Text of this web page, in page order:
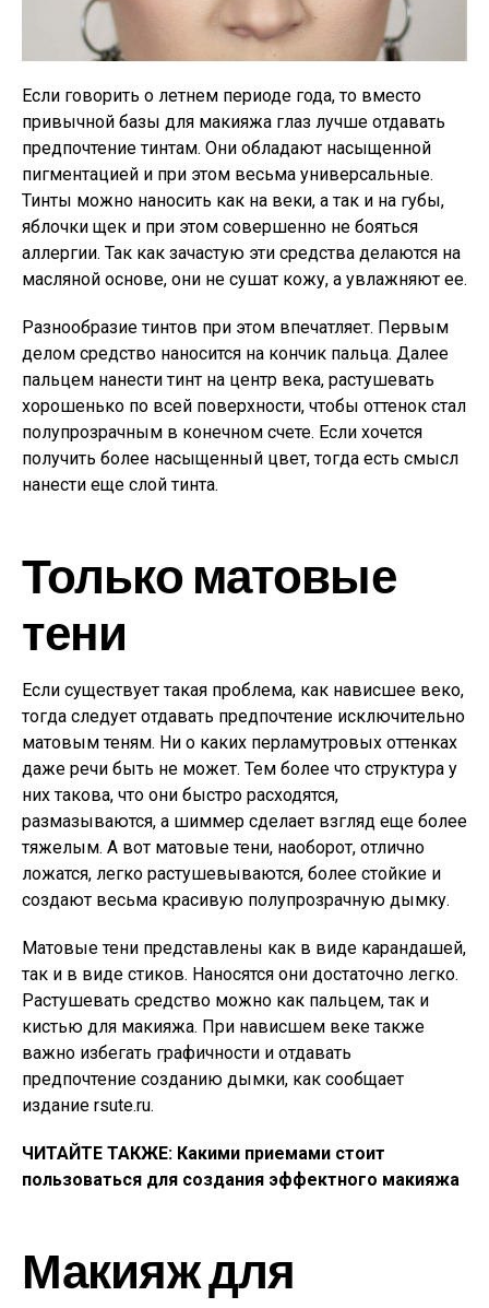
Если говорить о летнем периоде года, то вместо
привычной базы для макияжа глаз лучше отдавать
предпочтение тинтам. Они обладают насыщенной
пигментацией и при этом весьма универсальные.
Тинты можно наносить как на веки, а так и на губы,
яблочки щек и при этом совершенно не бояться
аллергии. Так как зачастую эти средства делаются на
масляной основе, они не сушат кожу, а увлажняют ее.
Разнообразие тинтов при этом впечатляет. Первым
делом средство наносится на кончик пальца. Далее
пальцем нанести тинт на центр века, растушевать
хорошенько по всей поверхности, чтобы оттенок стал
полупрозрачным в конечном счете. Если хочется
получить более насыщенный цвет, тогда есть смысл
нанести еще слой тинта.
Только матовые
тени
Если существует такая проблема, как нависшее веко,
тогда следует отдавать предпочтение исключительно
матовым теням. Ни о каких перламутровых оттенках
даже речи быть не может. Тем более что структура у
них такова, что они быстро расходятся,
размазываются, а шиммер сделает взгляд еще более
тяжелым. А вот матовые тени, наоборот, отлично
ложатся, легко растушевываются, более стойкие и
создают весьма красивую полупрозрачную дымку.
Матовые тени представлены как в виде карандашей,
так и в виде стиков. Наносятся они достаточно легко.
Растушевать средство можно как пальцем, так и
кистью для макияжа. При нависшем веке также
важно избегать графичности и отдавать
предпочтение созданию дымки, как сообщает
издание rsute.ru.
ЧИТАЙТЕ ТАКЖЕ: Какими приемами стоит
пользоваться для создания эффектного макияжа
Макияж для